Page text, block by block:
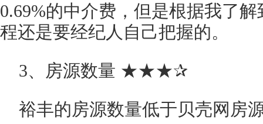
0.69%的中介费，但是根据我了
程还是要经纪人自己把握的。
3、房源数量 ★★★✰
裕丰的房源数量低于贝壳网房